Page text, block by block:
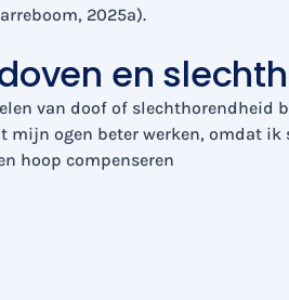
2025a).
en
van doof of slechthorendheid
mijn ogen beter werken, omdat
hoop compenseren